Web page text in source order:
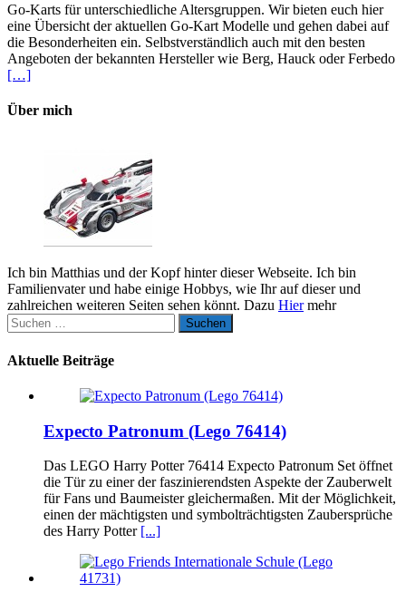
Go-Karts für unterschiedliche Altersgruppen. Wir bieten euch hier
eine Übersicht der aktuellen Go-Kart Modelle und gehen dabei auf
die Besonderheiten ein. Selbstverständlich auch mit den besten
Angeboten der bekannten Hersteller wie Berg, Hauck oder Ferbedo
[…]
Über mich
Ich bin Matthias und der Kopf hinter dieser Webseite. Ich bin
Familienvater und habe einige Hobbys, wie Ihr auf dieser und
zahlreichen weiteren Seiten sehen könnt. Dazu Hiermehr
Suchen
nach:
Aktuelle Beiträge
Expecto Patronum (Lego 76414)
Das LEGO Harry Potter 76414 Expecto Patronum Set öffnet
die Tür zu einer der faszinierendsten Aspekte der Zauberwelt
für Fans und Baumeister gleichermaßen. Mit der Möglichkeit,
einen der mächtigsten und symbolträchtigsten Zaubersprüche
des Harry Potter [...]